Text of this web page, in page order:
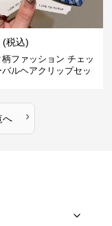
(税込)
ファッション チェッ
ルヘアクリップセッ
へ ›